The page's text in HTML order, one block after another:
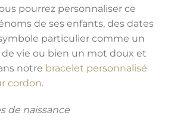
pourrez personnaliser ce
de ses enfants, des dates
particulier comme un
vie ou bien un mot doux et
notre bracelet personnalisé
cordon.
de naissance